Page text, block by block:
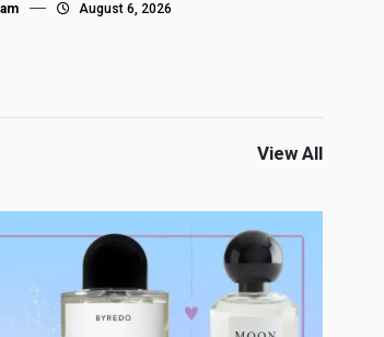
August 6, 2026
View All